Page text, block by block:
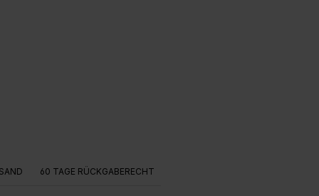
60 TAGE RÜCKGABERECHT